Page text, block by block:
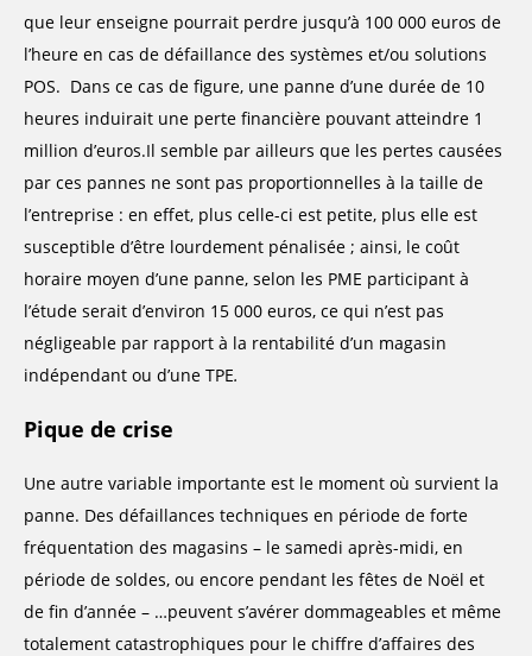
que leur enseigne pourrait perdre jusqu’à 100 000 euros de
l’heure en cas de défaillance des systèmes et/ou solutions
POS. Dans ce cas de figure, une panne d’une durée de 10
heures induirait une perte financière pouvant atteindre 1
million d’euros.Il semble par ailleurs que les pertes causées
par ces pannes ne sont pas proportionnelles à la taille de
l’entreprise : en effet, plus celle-ci est petite, plus elle est
susceptible d’être lourdement pénalisée ; ainsi, le coût
horaire moyen d’une panne, selon les PME participant à
l’étude serait d’environ 15 000 euros, ce qui n’est pas
négligeable par rapport à la rentabilité d’un magasin
indépendant ou d’une TPE.
Pique de crise
Une autre variable importante est le moment où survient la
panne. Des défaillances techniques en période de forte
fréquentation des magasins – le samedi après-midi, en
période de soldes, ou encore pendant les fêtes de Noël et
de fin d’année – …peuvent s’avérer dommageables et même
totalement catastrophiques pour le chiffre d’affaires des